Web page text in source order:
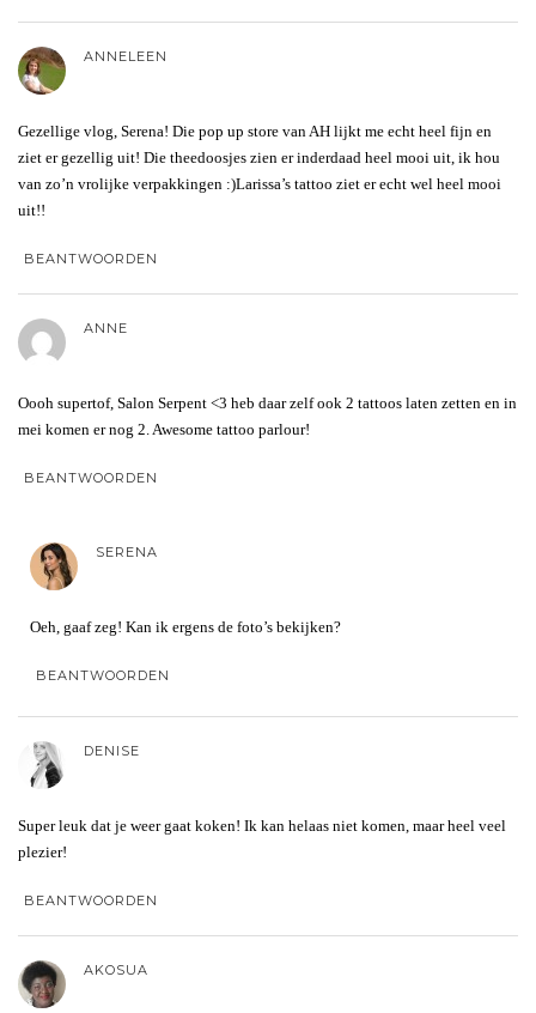
ANNELEEN
Gezellige vlog, Serena! Die pop up store van AH lijkt me echt heel fijn en
ziet er gezellig uit! Die theedoosjes zien er inderdaad heel mooi uit, ik hou
van zo’n vrolijke verpakkingen :)Larissa’s tattoo ziet er echt wel heel mooi
uit!!
BEANTWOORDEN
ANNE
Oooh supertof, Salon Serpent <3 heb daar zelf ook 2 tattoos laten zetten en in
mei komen er nog 2. Awesome tattoo parlour!
BEANTWOORDEN
SERENA
Oeh, gaaf zeg! Kan ik ergens de foto’s bekijken?
BEANTWOORDEN
DENISE
Super leuk dat je weer gaat koken! Ik kan helaas niet komen, maar heel veel
plezier!
BEANTWOORDEN
AKOSUA